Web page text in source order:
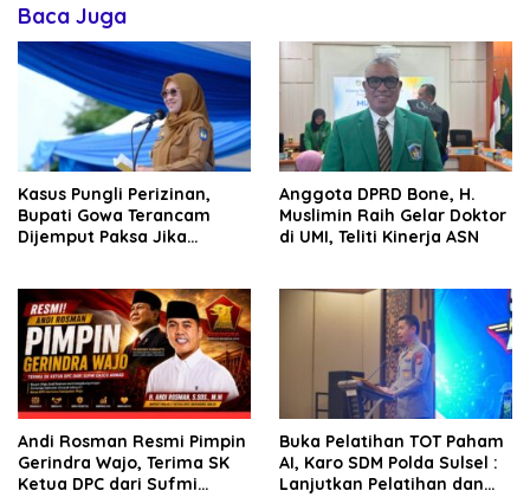
Baca Juga
Kasus Pungli Perizinan,
Bupati Gowa Terancam
Dijemput Paksa Jika
Anggota DPRD Bone, H.
Muslimin Raih Gelar Doktor
di UMI, Teliti Kinerja ASN
Andi Rosman Resmi Pimpin
Gerindra Wajo, Terima SK
Ketua DPC dari Sufmi
Buka Pelatihan TOT Paham
AI, Karo SDM Polda Sulsel :
Lanjutkan Pelatihan dan